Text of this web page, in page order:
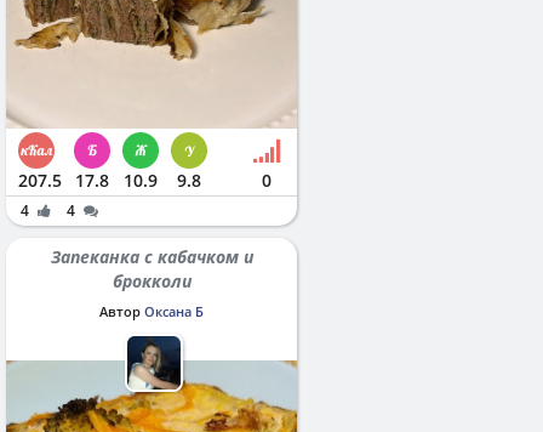
207.5 17.8 10.9 9.8 0
4 4
Запеканка с кабачком и
брокколи
Автор Оксана Б